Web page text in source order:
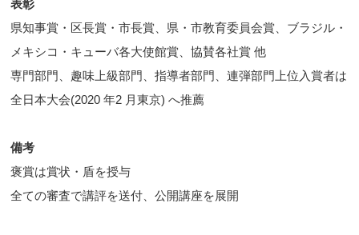
表彰
県知事賞・区長賞・市長賞、県・市教育委員会賞、ブラジル・
メキシコ・キューバ各大使館賞、協賛各社賞 他
専門部門、趣味上級部門、指導者部門、連弾部門上位入賞者は
全日本大会(2020 年2 月東京) へ推薦
備考
褒賞は賞状・盾を授与
全ての審査で講評を送付、公開講座を展開